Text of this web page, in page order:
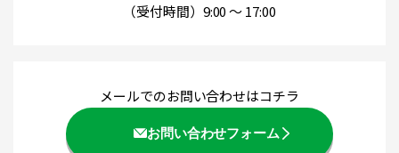
（受付時間）9:00 ～ 17:00
メールでのお問い合わせはコチラ
お問い合わせフォーム